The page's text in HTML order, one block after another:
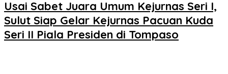
Usai Sabet Juara Umum Kejurnas Seri I,
Sulut Siap Gelar Kejurnas Pacuan Kuda
Seri II Piala Presiden di Tompaso